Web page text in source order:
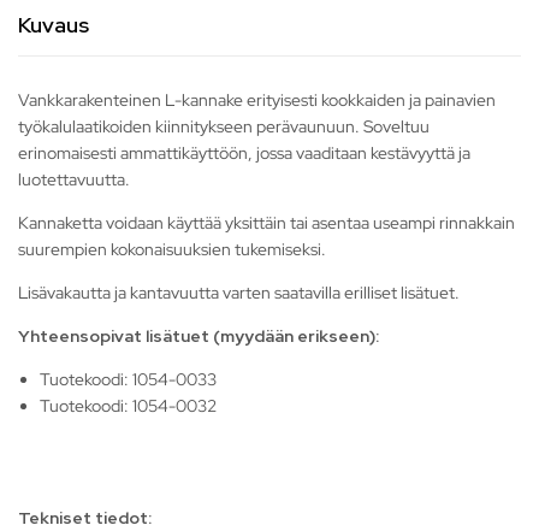
Kuvaus
Vankkarakenteinen L-kannake erityisesti kookkaiden ja painavien
työkalulaatikoiden kiinnitykseen perävaunuun. Soveltuu
erinomaisesti ammattikäyttöön, jossa vaaditaan kestävyyttä ja
luotettavuutta.
Kannaketta voidaan käyttää yksittäin tai asentaa useampi rinnakkain
suurempien kokonaisuuksien tukemiseksi.
Lisävakautta ja kantavuutta varten saatavilla erilliset lisätuet.
Yhteensopivat lisätuet (myydään erikseen):
Tuotekoodi: 1054-0033
Tuotekoodi: 1054-0032
Tekniset tiedot: